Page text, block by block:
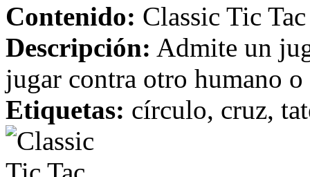
Contenido: Classic Tic
Descripción: Admite un
jugar contra otro humano
Etiquetas: círculo, cruz,